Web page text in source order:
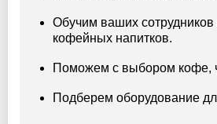
Обучим ваших
кофейных напитков.
Поможем с выбором кофе,
Подберем оборудование